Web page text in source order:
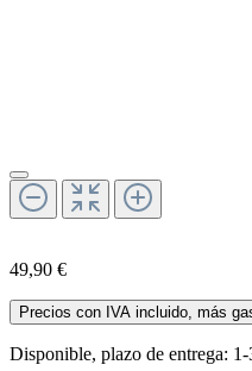
49,90 €
Precios con IVA incluido, más
Disponible, plazo de entrega: 1-